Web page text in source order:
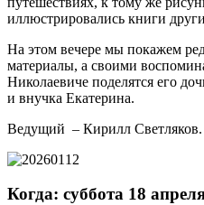
иллюстрировались книги
На этом вечере мы покажем
материалы, а своими
Николаевиче поделятся его
и внучка Екатерина.
Ведущий – Кирилл Светляков.
Когда: суббота 18